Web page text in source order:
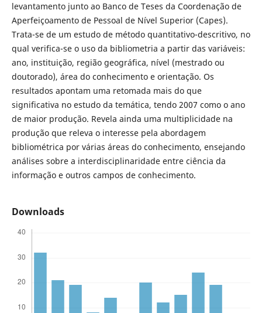
levantamento junto ao Banco de Teses da Coordenação de
Aperfeiçoamento de Pessoal de Nível Superior (Capes).
Trata-se de um estudo de método quantitativo-descritivo, no
qual verifica-se o uso da bibliometria a partir das variáveis:
ano, instituição, região geográfica, nível (mestrado ou
doutorado), área do conhecimento e orientação. Os
resultados apontam uma retomada mais do que
significativa no estudo da temática, tendo 2007 como o ano
de maior produção. Revela ainda uma multiplicidade na
produção que releva o interesse pela abordagem
bibliométrica por várias áreas do conhecimento, ensejando
análises sobre a interdisciplinaridade entre ciência da
informação e outros campos de conhecimento.
Downloads